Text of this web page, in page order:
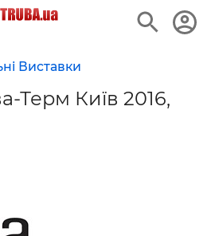
Виставки
Терм Київ 2016,